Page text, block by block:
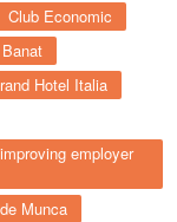
Club Economic
Hotel Italia
employer
Munca